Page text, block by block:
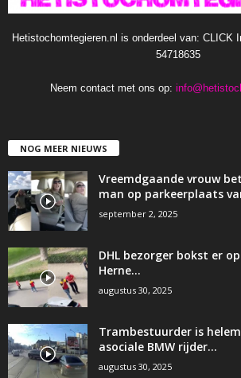
Hetistochomtegieren.nl is onderdeel van: CLICK
54718635
Neem contact met ons op:
NOG MEER NIEUWS
Vreemdgaande vrouw
man op parkeerplaats
september 2, 2025
DHL bezorger bokst er
Herne…
augustus 30, 2025
Trambestuurder is
asociale BMW rijder…
augustus 30, 2025